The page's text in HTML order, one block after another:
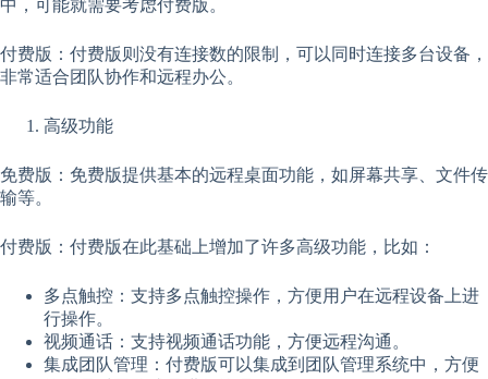
中，可能就需要考虑付费版。
付费版：付费版则没有连接数的限制，可以同时连接多台设备，
非常适合团队协作和远程办公。
高级功能
免费版：免费版提供基本的远程桌面功能，如屏幕共享、文件传
输等。
付费版：付费版在此基础上增加了许多高级功能，比如：
多点触控：支持多点触控操作，方便用户在远程设备上进
行操作。
视频通话：支持视频通话功能，方便远程沟通。
集成团队管理：付费版可以集成到团队管理系统中，方便